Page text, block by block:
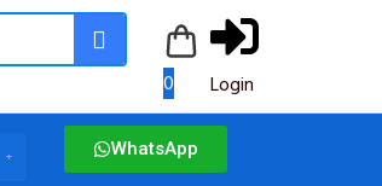
0 Login
WhatsApp